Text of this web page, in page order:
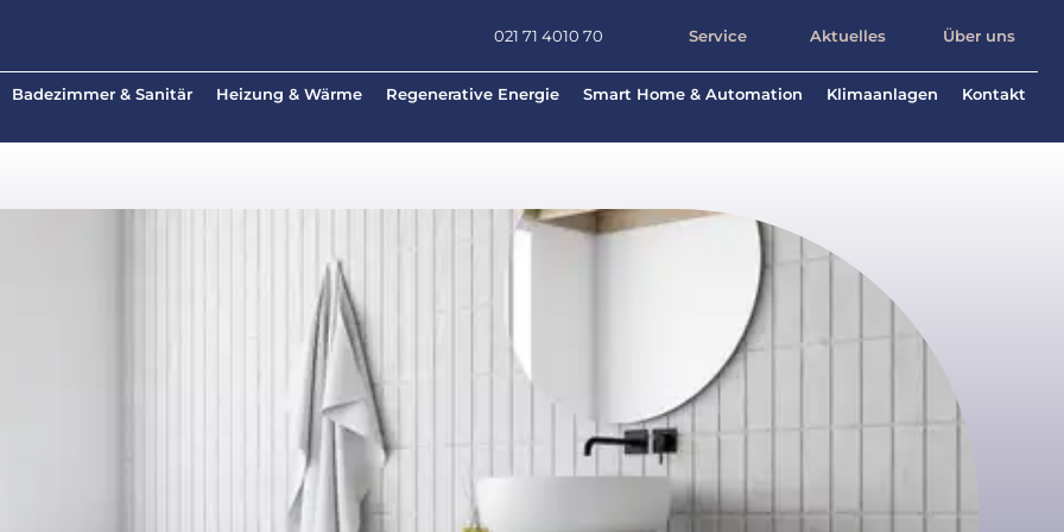
021 71 4010 70 Service Aktuelles Über uns
Badezimmer & Sanitär Heizung & Wärme Regenerative Energie Smart Home & Automation Klimaanlagen Kontakt